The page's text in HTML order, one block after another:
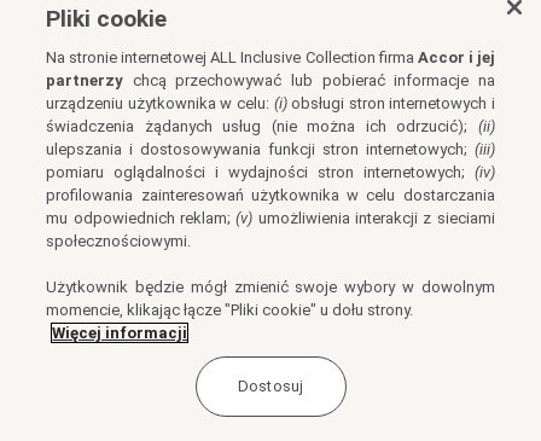
Pliki cookie
Na stronie internetowej ALL Inclusive Collection firma Accor i jej
partnerzy chcą przechowywać lub pobierać informacje na
urządzeniu użytkownika w celu: (i)obsługi stron internetowych i
świadczenia żądanych usług (nie można ich odrzucić); (ii)
ulepszania i dostosowywania funkcji stron internetowych; (iii)
pomiaru oglądalności i wydajności stron internetowych; (iv)
profilowania zainteresowań użytkownika w celu dostarczania
mu odpowiednich reklam;(v) umożliwienia interakcji z sieciami
społecznościowymi.
Użytkownik będzie mógł zmienić swoje wybory w dowolnym
momencie, klikając łącze "Pliki cookie" u dołu strony.
Więcej informacji
Dostosuj